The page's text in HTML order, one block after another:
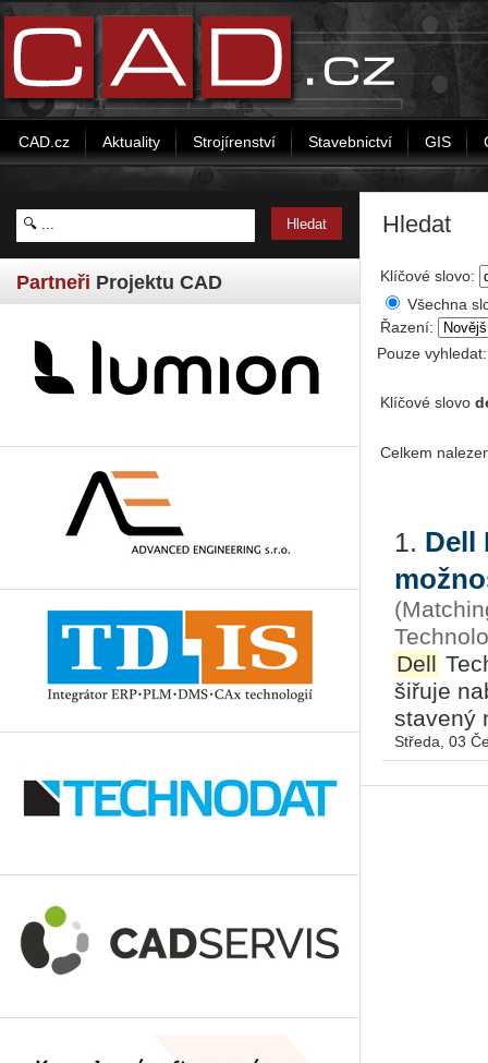
CAD.cz Aktuality Strojírenství Stavebnictví GIS
Partneři Projektu CAD
Hledat
Klíčové slovo:
Všechna
Řazení:
Pouze
Klíčové slovo
Celkem
1. Dell
Dell
ši­řu­je
sta­ve­ný
Středa, 03